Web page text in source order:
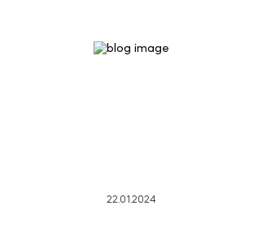
22.01.2024